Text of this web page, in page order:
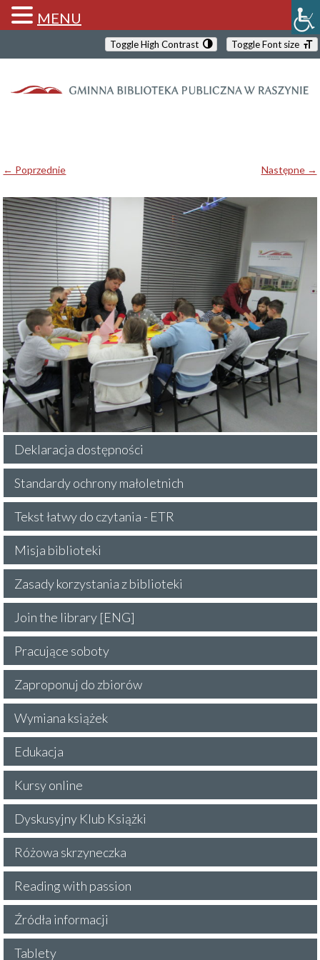
Toggle High Contrast Toggle Font size
← Poprzednie Następne →
Deklaracja dostępności
Standardy ochrony małoletnich
Tekst łatwy do czytania - ETR
Misja biblioteki
Zasady korzystania z biblioteki
Join the library [ENG]
Pracujące soboty
Zaproponuj do zbiorów
Wymiana książek
Edukacja
Kursy online
Dyskusyjny Klub Książki
Różowa skrzyneczka
Reading with passion
Źródła informacji
Tablety
MENU